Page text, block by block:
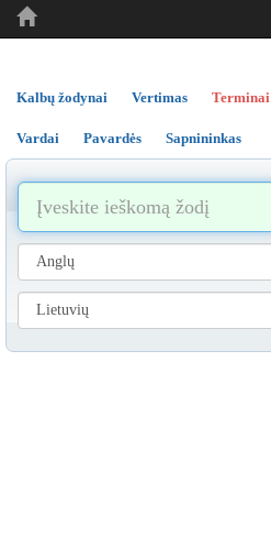
Kalbų žodynai Vertimas Terminai
Vardai Pavardės Sapnininkas